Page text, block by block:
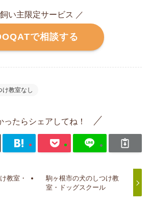
い主限定サービス ／
で相談する
け教室なし
ったらシェアしてね！
教室・
駒ヶ根市の犬のしつけ教
室・ドッグスクール